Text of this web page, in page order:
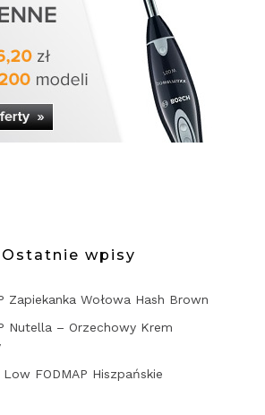
Ostatnie wpisy
Zapiekanka Wołowa Hash Brown
Nutella – Orzechowy Krem
FODMAP Hiszpańskie